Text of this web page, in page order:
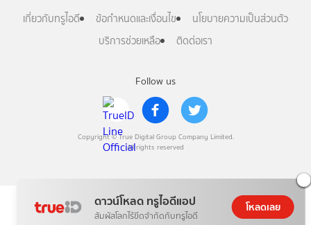
ดาวน์โหลด ทรูไอดีแอป
สัมผัสโลกไร้ขีดจำกัดกับทรูไอดี
โหลดเลย
Follow us
Copyright © True Digital Group Company Limited.
All rights reserved
เกี่ยวกับทรูไอดี ข้อกำหนดและเงื่อนไข
นโยบายความเป็นส่วนตัว
บริการช่วยเหลือ
ติดต่อเรา